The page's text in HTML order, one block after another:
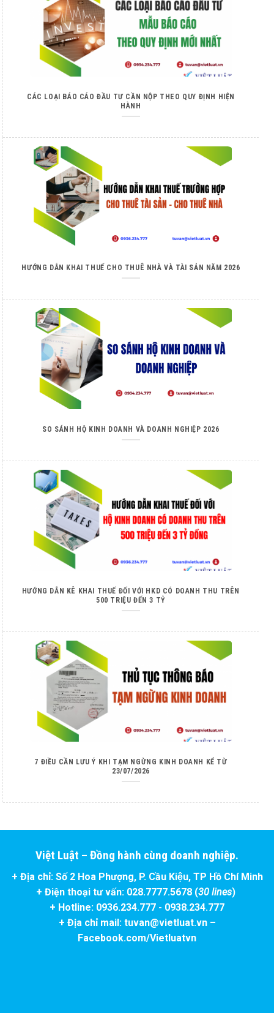
CÁC LOẠI BÁO CÁO ĐẦU TƯ CẦN NỘP THEO QUY ĐỊNH HIỆN
HÀNH
HƯỚNG DẪN KHAI THUẾ CHO THUÊ NHÀ VÀ TÀI SẢN NĂM 2026
SO SÁNH HỘ KINH DOANH VÀ DOANH NGHIỆP 2026
HƯỚNG DẪN KÊ KHAI THUẾ ĐỐI VỚI HKD CÓ DOANH THU TRÊN
500 TRIỆU ĐẾN 3 TỶ
7 ĐIỀU CẦN LƯU Ý KHI TẠM NGỪNG KINH DOANH KỂ TỪ
23/07/2026
Việt Luật – Đồng hành cùng doanh nghiệp.
+ Địa chỉ: Số 2 Hoa Phượng, P. Cầu Kiệu, TP Hồ Chí Minh
+ Điện thoại tư vấn: 028.7777.5678 (30 lines)
+ Hotline: 0936.234.777 - 0938.234.777
+ Địa chỉ mail: tuvan@vietluat.vn –
Facebook.com/Vietluatvn